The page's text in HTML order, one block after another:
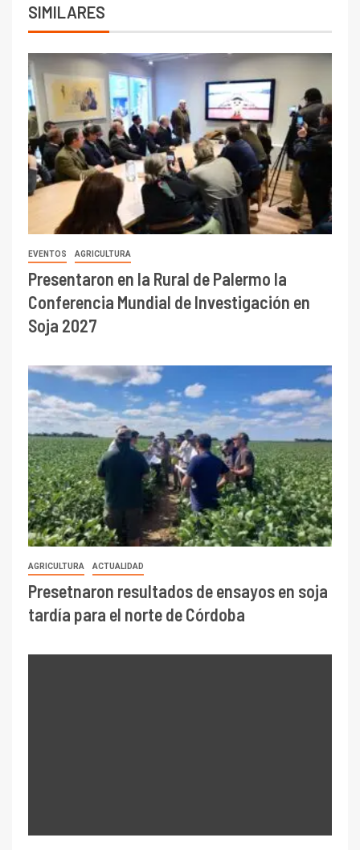
SIMILARES
EVENTOS AGRICULTURA
Presentaron en la Rural de Palermo la
Conferencia Mundial de Investigación en
Soja 2027
AGRICULTURA ACTUALIDAD
Presetnaron resultados de ensayos en soja
tardía para el norte de Córdoba